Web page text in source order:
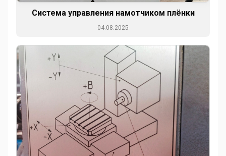
Система управления намотчиком плёнки
04.08.2025